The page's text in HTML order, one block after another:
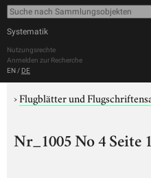
Systematik
Nutzungsrechte
Anmelden zur Recherche
EN / DE
›Flugblätter und
Nr_1005 No 4 Seite 1